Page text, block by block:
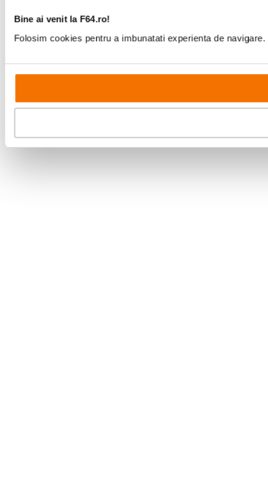
Bine ai venit la F64.ro!
Folosim cookies pentru a imbunatati experienta de